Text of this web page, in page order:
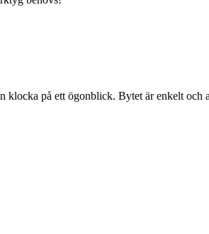
klocka på ett ögonblick. Bytet är enkelt och